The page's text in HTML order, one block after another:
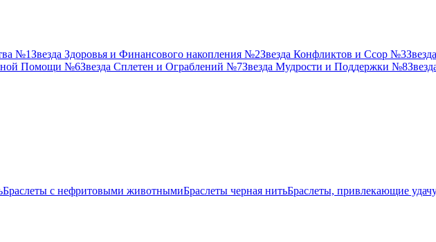
№1Звезда Здоровья и Финансового накопления №2Звезда Конфликтов и Ссор №3
Помощи №6Звезда Сплетен и Ограблений №7Звезда Мудрости и Поддержки №8
Браслеты с нефритовыми животнымиБраслеты черная нитьБраслеты, привлекающие